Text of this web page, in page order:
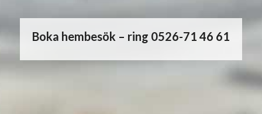
Boka hembesök – ring 0526-71 46 61